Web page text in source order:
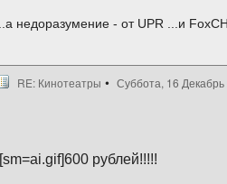
...а недоразумение - от UPR ...и
RE: Кинотеатры Суббота, 16
[sm=ai.gif]600 рублей!!!!!